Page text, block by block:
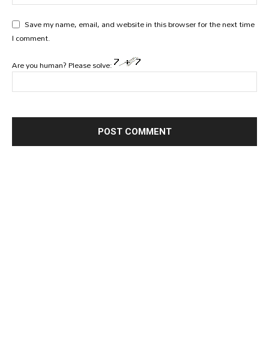
Save my name, email, and website in this browser for the next time
I comment.
Are you human? Please solve: